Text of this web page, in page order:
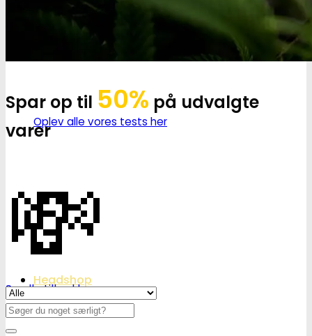
Oplev alle vores tests her
Headshop
Spar op til 50% på udvalgte
varer
💸
Se alle tilbud her
Søg
efter: